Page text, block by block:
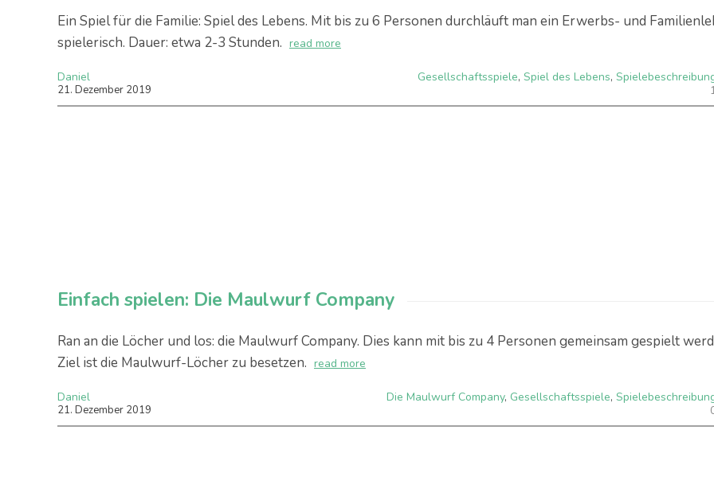
Ein Spiel für die Familie: Spiel des Lebens. Mit bis zu 6 Personen durchläuft man ein Erwerbs- und
spielerisch. Dauer: etwa 2-3 Stunden. read more
Daniel
21. Dezember 2019
Gesellschaftsspiele, Spiel des Lebens,
Einfach spielen: Die Maulwurf Company
Ran an die Löcher und los: die Maulwurf Company. Dies kann mit bis zu 4 Personen gemeinsam gespielt
Ziel ist die Maulwurf-Löcher zu besetzen. read more
Daniel
21. Dezember 2019
Die Maulwurf Company, Gesellschaftsspiele,